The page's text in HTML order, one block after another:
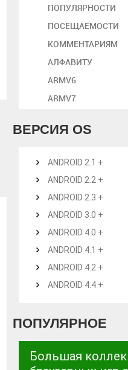
ПОПУЛЯРНОСТИ
ПОСЕЩАЕМОСТИ
КОММЕНТАРИЯМ
АЛФАВИТУ
ARMV6
ARMV7
ВЕРСИЯ OS
ANDROID 2.1 +
ANDROID 2.2 +
ANDROID 2.3 +
ANDROID 3.0 +
ANDROID 4.0 +
ANDROID 4.1 +
ANDROID 4.2 +
ANDROID 4.4 +
ПОПУЛЯРНОЕ
Большая